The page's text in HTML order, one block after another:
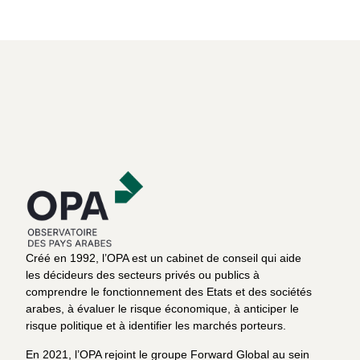
Créé en 1992, l’OPA est un cabinet de conseil qui aide
les décideurs des secteurs privés ou publics à
comprendre le fonctionnement des Etats et des sociétés
arabes, à évaluer le risque économique, à anticiper le
risque politique et à identifier les marchés porteurs.
En 2021, l’OPA rejoint le groupe Forward Global au sein